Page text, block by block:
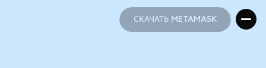
СКАЧАТЬ METAMASK